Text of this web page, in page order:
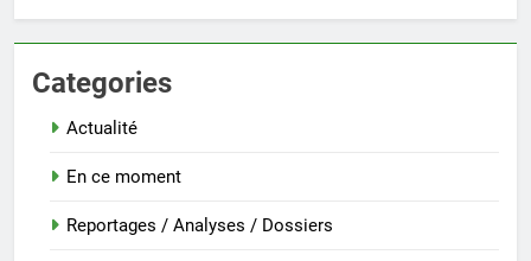
Categories
Actualité
En ce moment
Reportages / Analyses / Dossiers